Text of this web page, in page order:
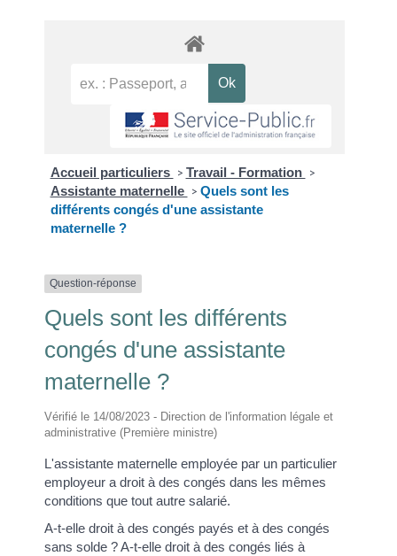
Accueil particuliers > Travail - Formation >
Assistante maternelle > Quels sont les
différents congés d'une assistante
maternelle ?
Question-réponse
Quels sont les différents
congés d'une assistante
maternelle ?
Vérifié le 14/08/2023 - Direction de l'information légale et
administrative (Première ministre)
L'assistante maternelle employée par un particulier
employeur a droit à des congés dans les mêmes
conditions que tout autre salarié.
A-t-elle droit à des congés payés et à des congés
sans solde ? A-t-elle droit à des congés liés à